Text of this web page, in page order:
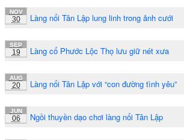
NOV
30 Làng nổi Tân Lập lung linh trong ảnh cưới
SEP
19 Làng cổ Phước Lộc Thọ lưu giữ nét xưa
AUG
20 Làng nổi Tân Lập với “con đường tình yêu”
JUN
06 Ngồi thuyền dạo chơi làng nổi Tân Lập